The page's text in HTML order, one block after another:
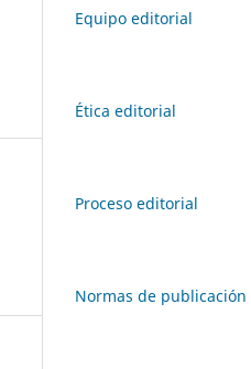
Equipo editorial
Ética editorial
Proceso editorial
Normas de publicación